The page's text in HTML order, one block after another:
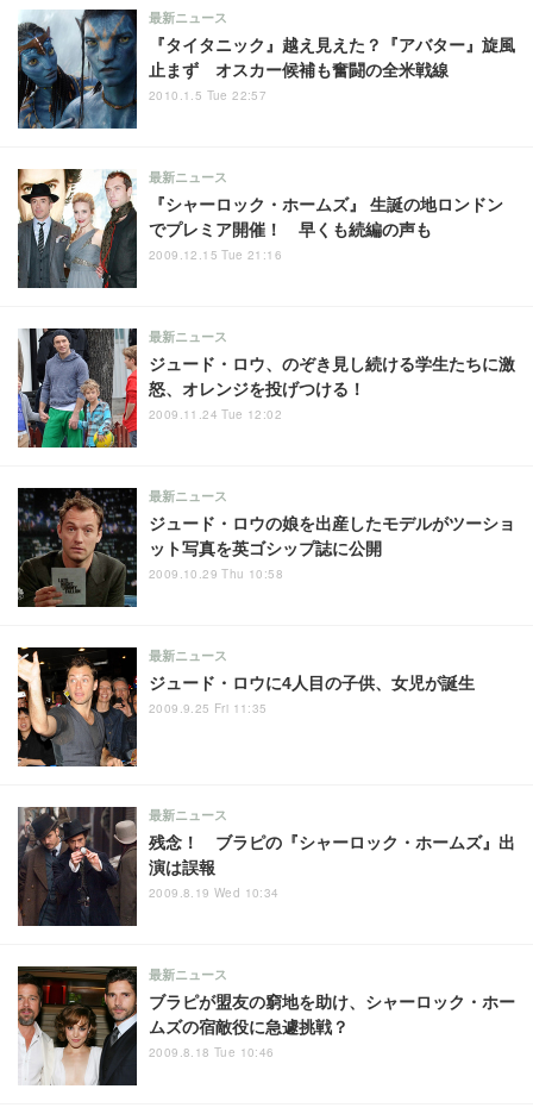
『タイタニック』越え見えた？『アバター』旋風
止まず オスカー候補も奮闘の全米戦線
最新ニュース
2010.1.5 Tue 22:57
『シャーロック・ホームズ』 生誕の地ロンドン
でプレミア開催！ 早くも続編の声も
最新ニュース
2009.12.15 Tue 21:16
ジュード・ロウ、のぞき見し続ける学生たちに激
怒、オレンジを投げつける！
最新ニュース
2009.11.24 Tue 12:02
ジュード・ロウの娘を出産したモデルがツーショ
ット写真を英ゴシップ誌に公開
最新ニュース
2009.10.29 Thu 10:58
ジュード・ロウに4人目の子供、女児が誕生
最新ニュース
2009.9.25 Fri 11:35
残念！ ブラピの『シャーロック・ホームズ』出
演は誤報
最新ニュース
2009.8.19 Wed 10:34
ブラピが盟友の窮地を助け、シャーロック・ホー
ムズの宿敵役に急遽挑戦？
最新ニュース
2009.8.18 Tue 10:46